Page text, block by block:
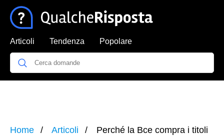
Articoli Tendenza Popolare
Home Articoli
Perché la Bce compra i titoli